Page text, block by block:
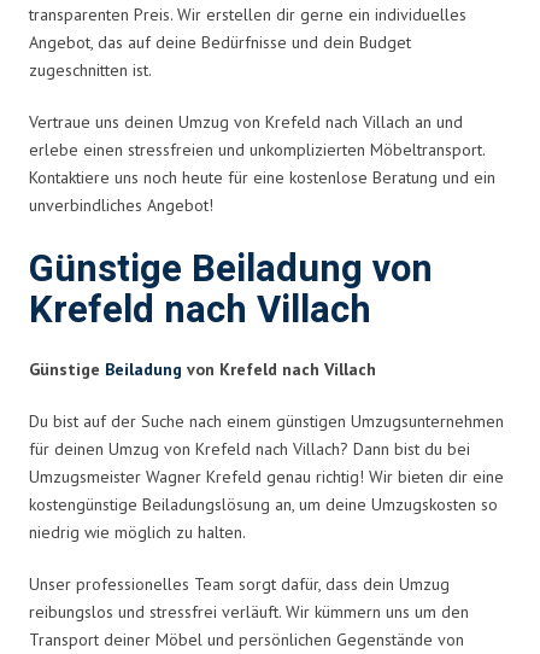
transparenten Preis. Wir erstellen dir gerne ein individuelles
Angebot, das auf deine Bedürfnisse und dein Budget
zugeschnitten ist.
Vertraue uns deinen Umzug von Krefeld nach Villach an und
erlebe einen stressfreien und unkomplizierten Möbeltransport.
Kontaktiere uns noch heute für eine kostenlose Beratung und ein
unverbindliches Angebot!
Günstige Beiladung von
Krefeld nach Villach
Günstige Beiladung von Krefeld nach Villach
Du bist auf der Suche nach einem günstigen Umzugsunternehmen
für deinen Umzug von Krefeld nach Villach? Dann bist du bei
Umzugsmeister Wagner Krefeld genau richtig! Wir bieten dir eine
kostengünstige Beiladungslösung an, um deine Umzugskosten so
niedrig wie möglich zu halten.
Unser professionelles Team sorgt dafür, dass dein Umzug
reibungslos und stressfrei verläuft. Wir kümmern uns um den
Transport deiner Möbel und persönlichen Gegenstände von